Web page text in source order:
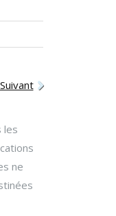
Suivant
les
ne